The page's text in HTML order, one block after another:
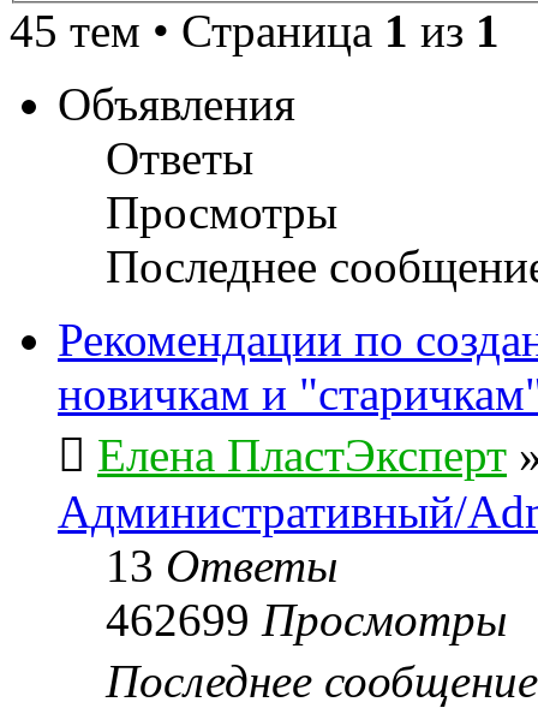
45 тем • Страница 1 из 1
Объявления
Ответы
Просмотры
Последнее
Рекомендации по
новичкам и
Елена ПластЭксперт
Административный/
13 Ответы
462699 Просмотры
Последнее